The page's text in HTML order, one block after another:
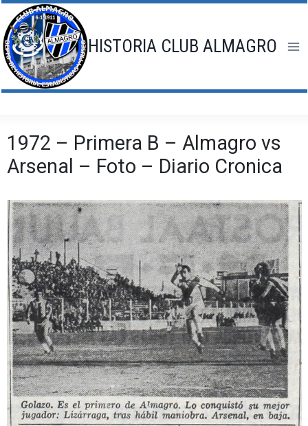
Saltar
al
contenido
HISTORIA CLUB ALMAGRO
1972 – Primera B – Almagro vs
Arsenal – Foto – Diario Cronica